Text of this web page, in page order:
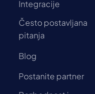
Integracije
Često postavljana
pitanja
Blog
Postanite partner